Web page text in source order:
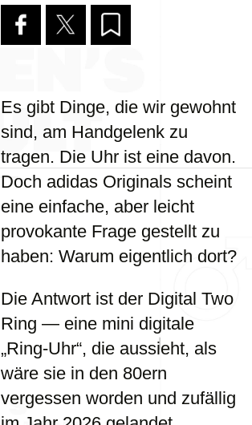
Es gibt Dinge, die wir gewohnt
sind, am Handgelenk zu
tragen. Die Uhr ist eine davon.
Doch adidas Originals scheint
eine einfache, aber leicht
provokante Frage gestellt zu
haben: Warum eigentlich dort?
Die Antwort ist der Digital Two
Ring — eine mini digitale
„Ring-Uhr“, die aussieht, als
wäre sie in den 80ern
vergessen worden und zufällig